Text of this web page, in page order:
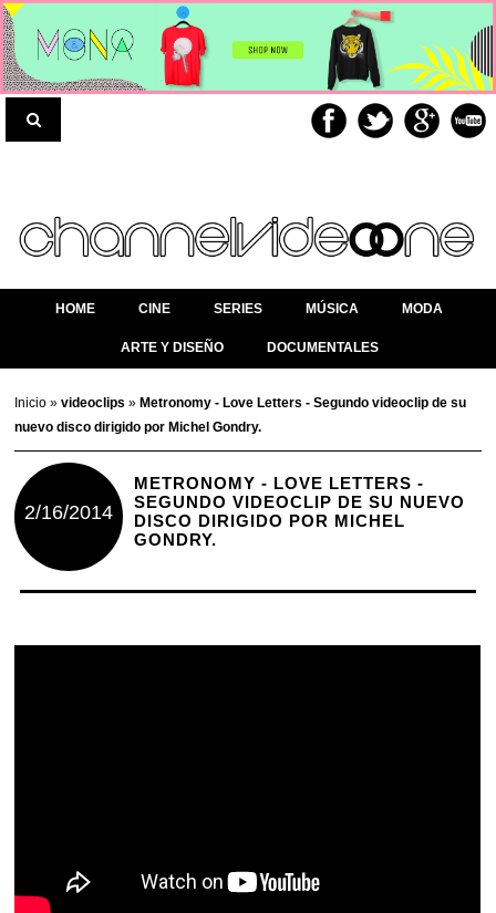
HOME CINE SERIES MÚSICA MODA
ARTE Y DISEÑO DOCUMENTALES
Inicio»videoclips» Metronomy - Love Letters - Segundo videoclip de su
nuevo disco dirigido por Michel Gondry.
2/16/2014
METRONOMY - LOVE LETTERS -
SEGUNDO VIDEOCLIP DE SU NUEVO
DISCO DIRIGIDO POR MICHEL
GONDRY.